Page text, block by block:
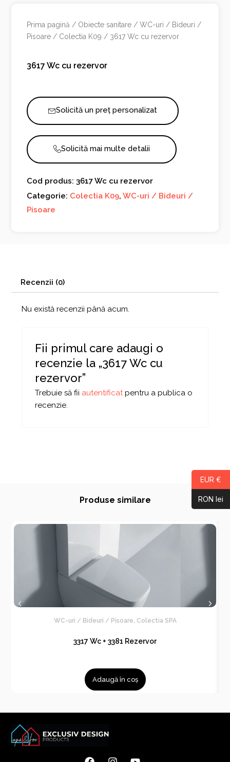
Prima pagină / Obiecte sanitare /WC-uri / Bideuri /
Pisoare / Colectia K09 / 3617 Wc cu rezervor
3617 Wc cu rezervor
Solicită un preț personalizat
Solicită mai multe detalii
Cod produs: 3617 Wc cu rezervor
Categorie: Colectia K09,WC-uri / Bideuri /
Pisoare
Recenzii (0)
Nu există recenzii până acum.
Fii primul care adaugi o
recenzie la „3617 Wc cu
rezervor”
Trebuie să fii autentificatpentru a publica o
recenzie.
Produse similare
WC-uri / Bideuri / Pisoare Colectia SPA
3317 Wc + 3381 Rezervor
Adaugă în coș
EUR €
RON lei